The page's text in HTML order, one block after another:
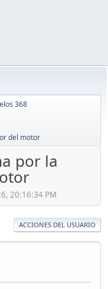
368
del motor
por la
20:16:34 PM
ACCIONES DEL USUARIO